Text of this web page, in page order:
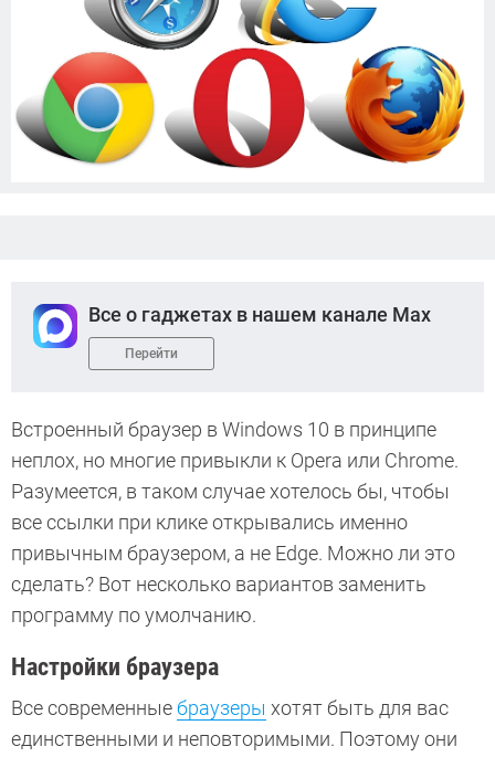
Все о гаджетах в нашем канале Max
Перейти
Встроенный браузер в Windows 10 в принципе
неплох, но многие привыкли к Opera или Chrome.
Разумеется, в таком случае хотелось бы, чтобы
все ссылки при клике открывались именно
привычным браузером, а не Edge. Можно ли это
сделать? Вот несколько вариантов заменить
программу по умолчанию.
Настройки браузера
Все современныебраузеры хотят быть для вас
единственными и неповторимыми. Поэтому они